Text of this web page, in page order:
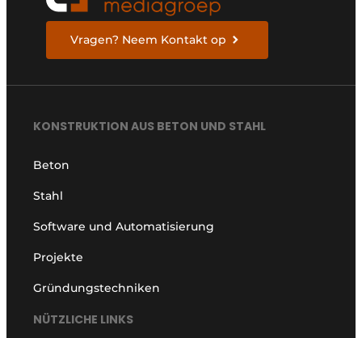
Vragen? Neem Kontakt op
KONSTRUKTION AUS BETON UND STAHL
Beton
Stahl
Software und Automatisierung
Projekte
Gründungstechniken
NÜTZLICHE LINKS